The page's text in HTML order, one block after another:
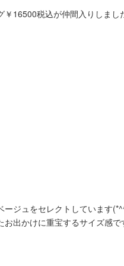
16500税込が仲間入りしまし
ージュをセレクトしています
出かけに重宝するサイズ感で